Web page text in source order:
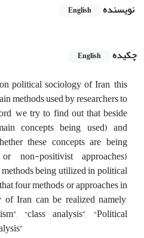
نویسنده English
چکیده
English
political sociology of Iran, this
methods used by researchers to
we try to find out that beside
concepts being used) and
these concepts are being
non-positivist approaches)
being utilized in political
four methods or approaches in
Iran can be realized namely,
“class analysis”, “Political